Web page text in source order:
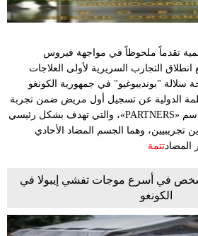
بيئة
أبراج
فيديو
سيارات
تقدماً ملحوظاً في مواجهة فيروس
انطلاق التجارب السريرية لأولى العلاجات
سلالة "بونديبوغيو" في جمهورية الكونغو
الدولية عن تسجیل أول مريض ضمن تجربة
سريرية دولية أُطلق عليها اسم «PARTNERS»، والتي تهدف بشكل رئيسي
تجريبيين، وهما الجسم المضاد الأحادي
تتمة
أكثر من 1700 شخص في أسرع موجات تفشي إيبولا في
الكونغو